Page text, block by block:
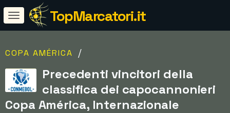
TopMarcatori.it
COPA AMÉRICA /
Precedenti vincitori della
classifica dei capocannonieri
Copa América, Internazionale